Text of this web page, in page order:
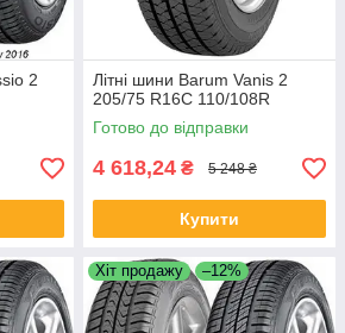
2
Літні шини Barum Vanis 2
205/75 R16C 110/108R
Готово до відправки
4 618,24 ₴ 5 248 ₴
Купити
Хіт продажу –12%